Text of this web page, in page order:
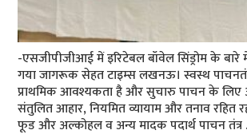
-एसजीपीजीआई में इरिटेबल बॉवेल सिंड्रोम के बारे
गया जागरूक सेहत टाइम्‍स लखनऊ। स्वस्थ
प्राथमिक आवश्यकता है और सुचारु पाचन के लिए
संतुलित आहार, नियमित व्यायाम और तनाव रहित
फूड और अल्कोहल व अन्य मादक पदार्थ पाचन